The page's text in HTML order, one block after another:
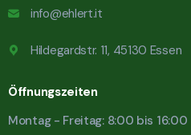
info@ehlert.it
Hildegardstr. 11, 45130 Essen
Öffnungszeiten
Montag - Freitag: 8:00 bis 16:00